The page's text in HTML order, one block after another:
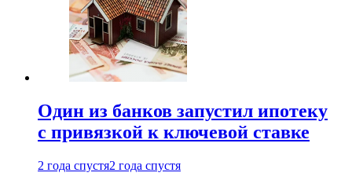
Один из банков запустил ипотеку
с привязкой к ключевой ставке
2 года спустя2 года спустя